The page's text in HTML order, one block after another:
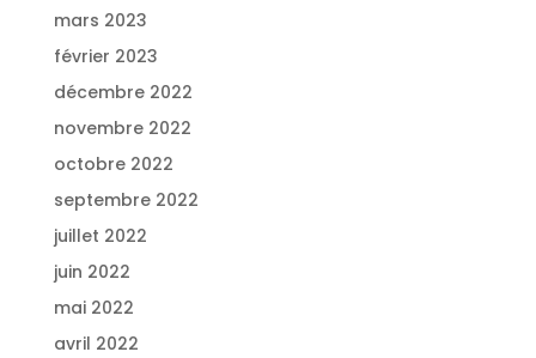
mars 2023
février 2023
décembre 2022
novembre 2022
octobre 2022
septembre 2022
juillet 2022
juin 2022
mai 2022
avril 2022